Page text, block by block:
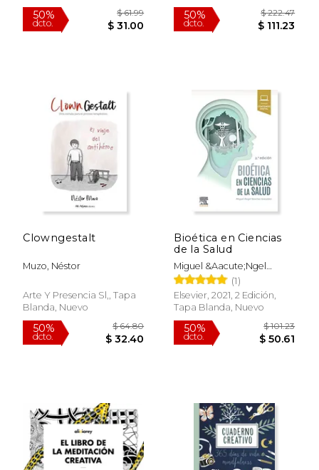
50% $ 230.05 50%
Clowngestalt
Muzo, Néstor
Arte Y Presencia Sl,, Tapa
Blanda, Nuevo
Bioética en Ciencias
de la Salud
Miguel &Aacute;Ngel
S&Aacute;Nchez
Gonz&Aacute;Lez
(1)
Elsevier, 2021, 2 Edición,
Tapa Blanda, Nuevo